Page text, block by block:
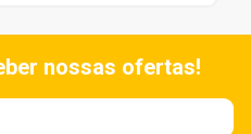
nossas ofertas!